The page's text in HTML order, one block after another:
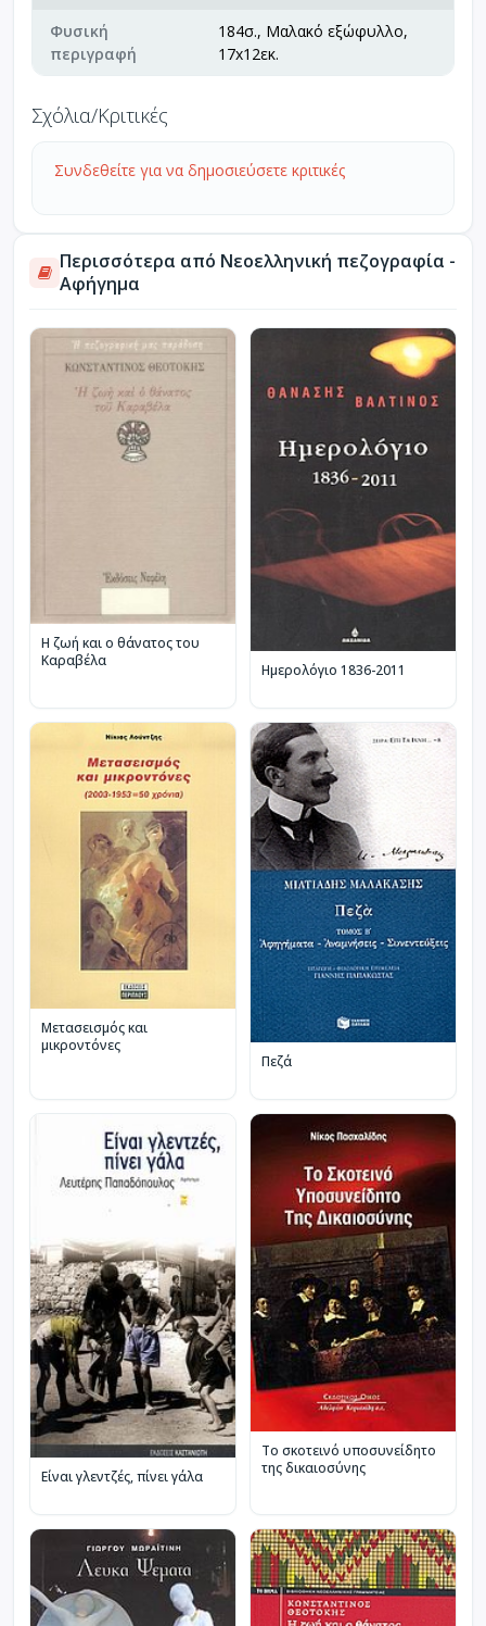
Φυσική
περιγραφή
184σ., Μαλακό εξώφυλλο,
17x12εκ.
Σχόλια/Κριτικές
Συνδεθείτε για να δημοσιεύσετε κριτικές
Περισσότερα από Νεοελληνική πεζογραφία -
Αφήγημα
Η ζωή και ο θάνατος του
Καραβέλα
Ημερολόγιο 1836-2011
Μετασεισμός και
μικροντόνες
Πεζά
Είναι γλεντζές, πίνει γάλα
Το σκοτεινό υποσυνείδητο
της δικαιοσύνης